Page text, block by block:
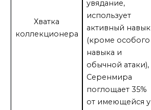
Хватка
коллекционера
увядание,
использует
активный навык
(кроме особого
навыка и
обычной атаки),
Серенмира
поглощает 35%
от имеющейся у